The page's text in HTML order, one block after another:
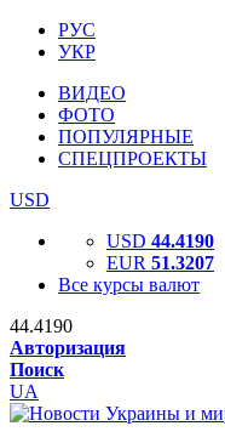
РУС
УКР
ВИДЕО
ФОТО
ПОПУЛЯРНЫЕ
СПЕЦПРОЕКТЫ
USD
USD 44.4190
EUR 51.3207
Все курсы валют
44.4190
Авторизация
Поиск
UA